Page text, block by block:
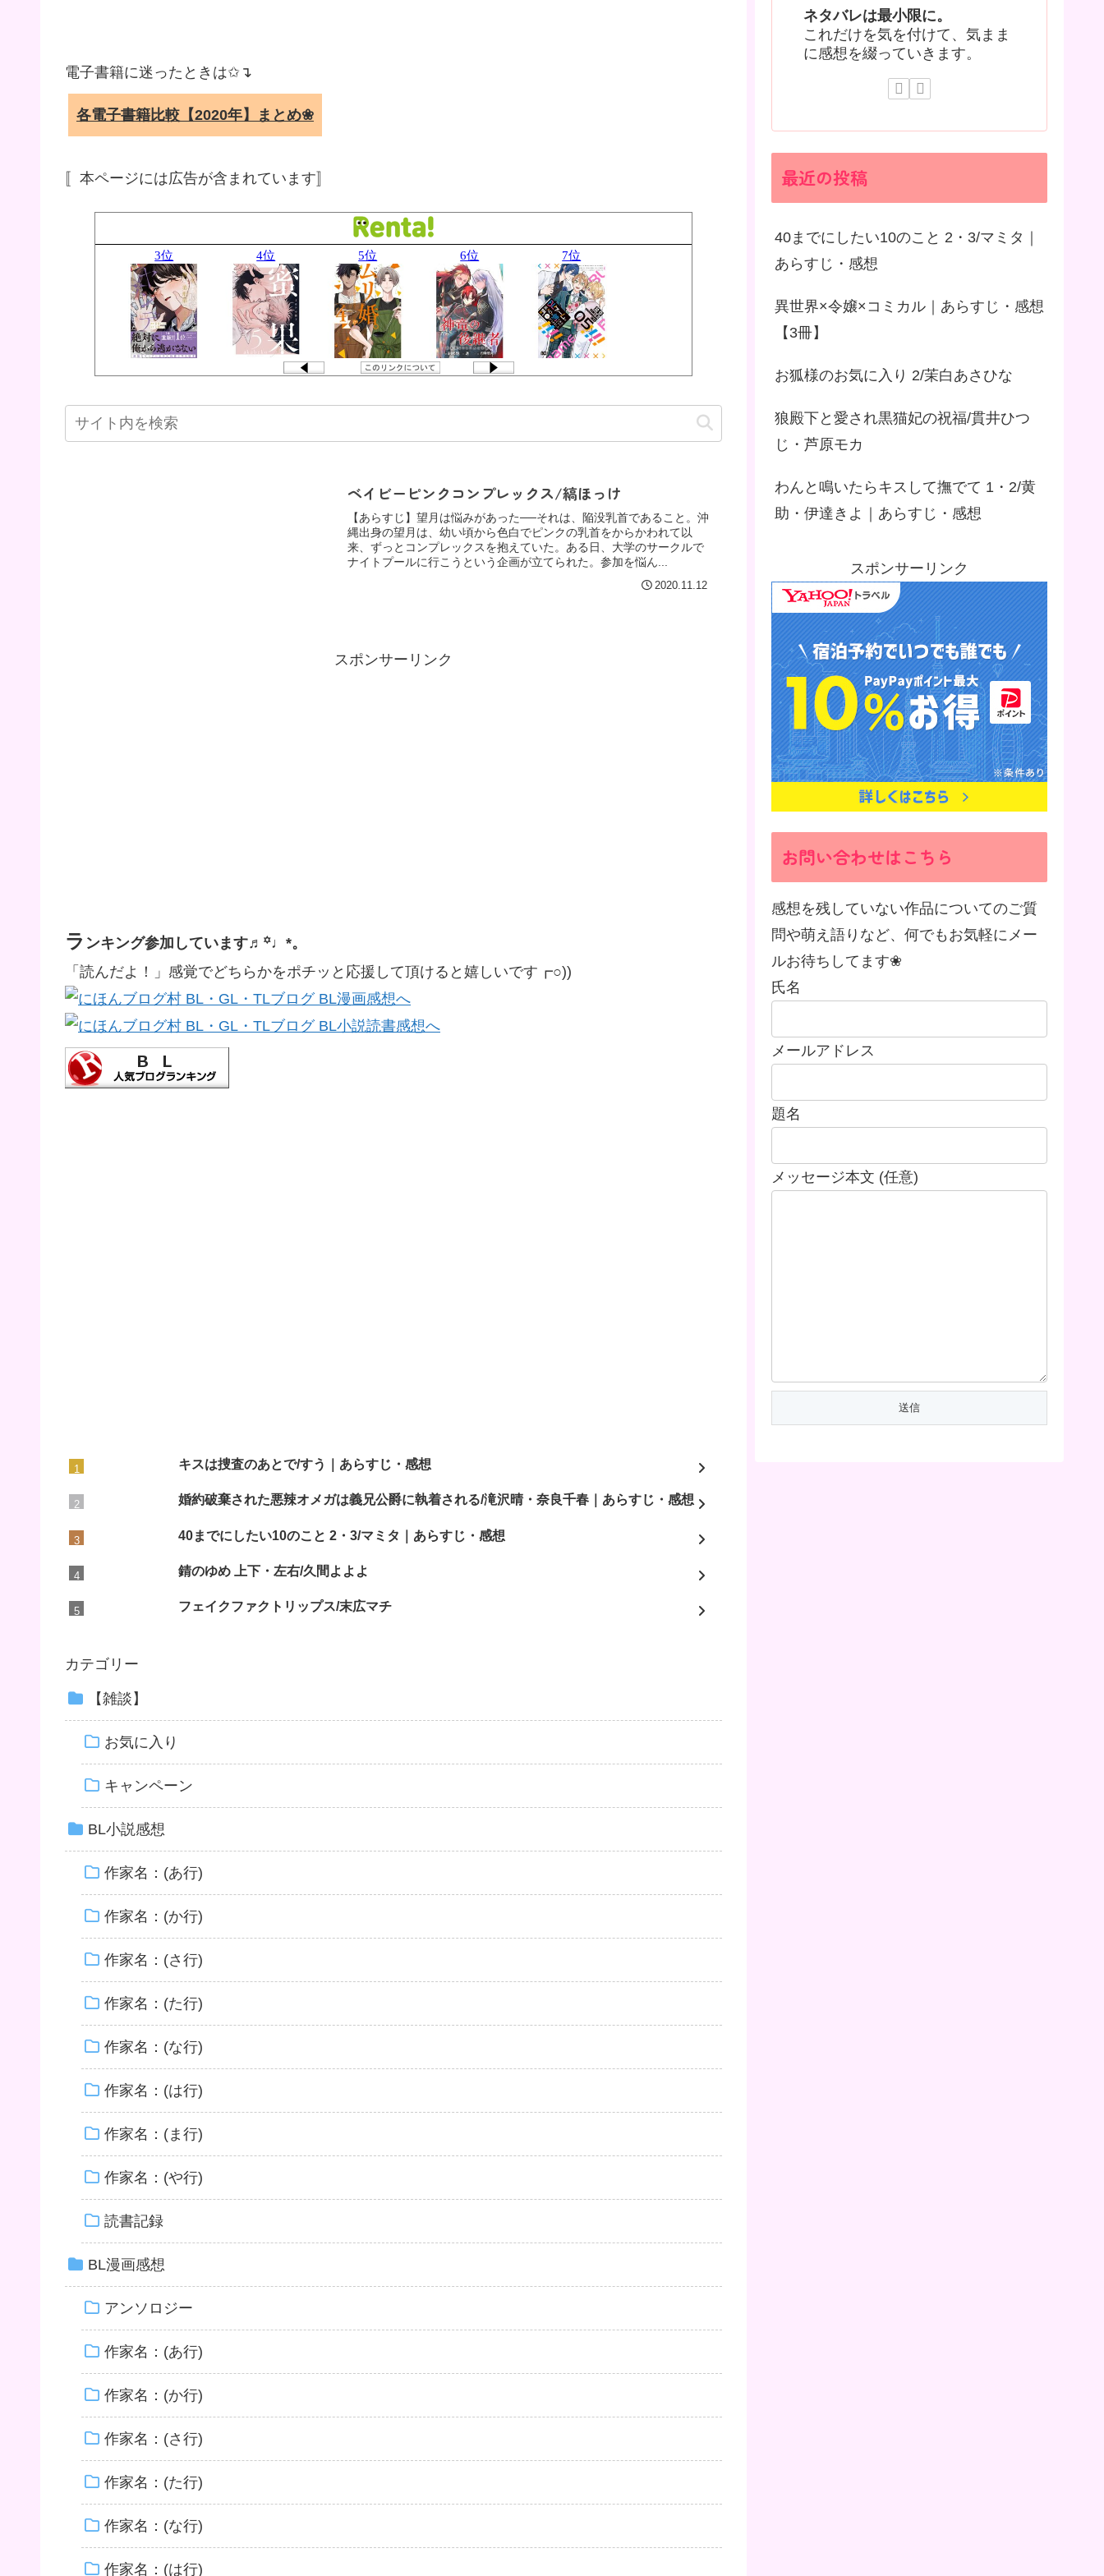
電子書籍に迷ったときは✩↴
各電子書籍比較【2020年】まとめ❀
〚本ページには広告が含まれています〛
ベイビーピンクコンプレックス/縞ほっけ
【あらすじ】望月は悩みがあった──それは、陥没乳首であること。沖
縄出身の望月は、幼い頃から色白でピンクの乳首をからかわれて以
来、ずっとコンプレックスを抱えていた。ある日、大学のサークルで
ナイトプールに行こうという企画が立てられた。参加を悩ん...
2020.11.12
スポンサーリンク
ラ ンキング参加しています♬꙳♩*。
「読んだよ！」感覚でどちらかをポチッと応援して頂けると嬉しいです┏○))
キスは捜査のあとで/すう｜あらすじ・感想
婚約破棄された悪辣オメガは義兄公爵に執着される/滝沢晴・奈良千春｜あらすじ・感想
40までにしたい10のこと 2・3/マミタ｜あらすじ・感想
錆のゆめ 上下・左右/久間よよよ
フェイクファクトリップス/末広マチ
カテゴリー
【雑談】
お気に入り
キャンペーン
BL小説感想
作家名：(あ行)
作家名：(か行)
作家名：(さ行)
作家名：(た行)
作家名：(な行)
作家名：(は行)
作家名：(ま行)
作家名：(や行)
読書記録
BL漫画感想
アンソロジー
作家名：(あ行)
作家名：(か行)
作家名：(さ行)
作家名：(た行)
作家名：(な行)
作家名：(は行)
ネタバレは最小限に。
これだけを気を付けて、気まま
に感想を綴っていきます。
最近の投稿
40までにしたい10のこと 2・3/マミタ｜
あらすじ・感想
異世界×令嬢×コミカル｜あらすじ・感想
【3冊】
お狐様のお気に入り 2/茉白あさひな
狼殿下と愛され黒猫妃の祝福/貫井ひつ
じ・芦原モカ
わんと鳴いたらキスして撫でて 1・2/黄
助・伊達きよ｜あらすじ・感想
スポンサーリンク
お問い合わせはこちら
感想を残していない作品についてのご質
問や萌え語りなど、何でもお気軽にメー
ルお待ちしてます❀
氏名
メールアドレス
題名
メッセージ本文 (任意)